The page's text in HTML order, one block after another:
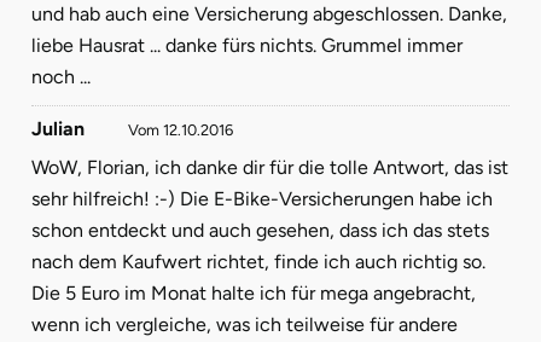
und hab auch eine Versicherung abgeschlossen. Danke,
liebe Hausrat ... danke fürs nichts. Grummel immer
noch ...
Julian Vom 12.10.2016
WoW, Florian, ich danke dir für die tolle Antwort, das ist
sehr hilfreich! :-) Die E-Bike-Versicherungen habe ich
schon entdeckt und auch gesehen, dass ich das stets
nach dem Kaufwert richtet, finde ich auch richtig so.
Die 5 Euro im Monat halte ich für mega angebracht,
wenn ich vergleiche, was ich teilweise für andere